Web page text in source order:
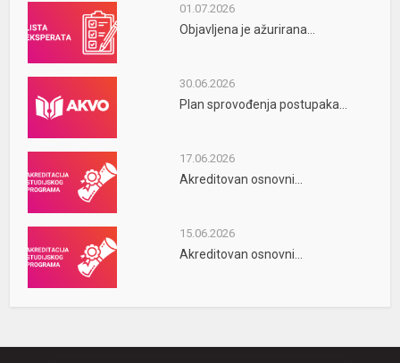
01.07.2026
Objavljena je ažurirana...
30.06.2026
Plan sprovođenja postupaka...
17.06.2026
Akreditovan osnovni...
15.06.2026
Akreditovan osnovni...